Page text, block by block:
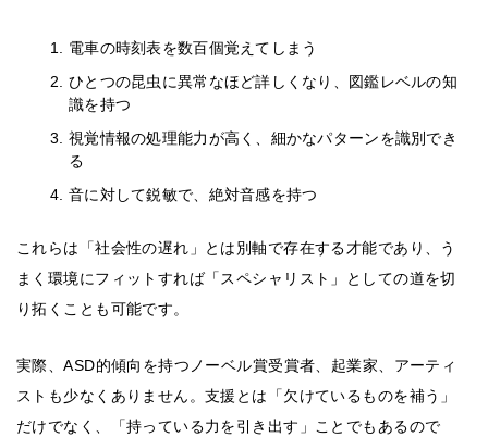
電車の時刻表を数百個覚えてしまう
ひとつの昆虫に異常なほど詳しくなり、図鑑レベルの知
識を持つ
視覚情報の処理能力が高く、細かなパターンを識別でき
る
音に対して鋭敏で、絶対音感を持つ
これらは「社会性の遅れ」とは別軸で存在する才能であり、う
まく環境にフィットすれば「スペシャリスト」としての道を切
り拓くことも可能です。
実際、ASD的傾向を持つノーベル賞受賞者、起業家、アーティ
ストも少なくありません。支援とは「欠けているものを補う」
だけでなく、「持っている力を引き出す」ことでもあるので